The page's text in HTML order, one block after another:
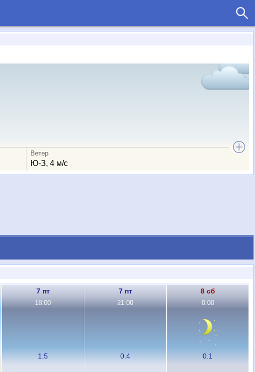
Ветер
Ю-З, 4 м/с
7 пт 7 пт 8 сб
18:00 21:00 0:00
1.5 0.4 0.1